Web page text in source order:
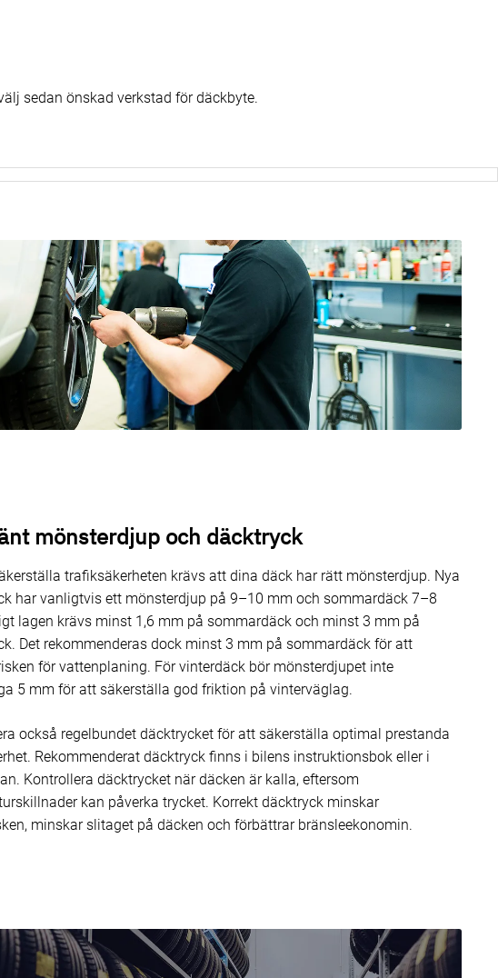
sedan önskad verkstad för däckbyte.
mönsterdjup och däcktryck
trafiksäkerheten krävs att dina däck har rätt mönsterdjup. Nya
har vanligtvis ett mönsterdjup på 9–10 mm och sommardäck 7–8
lagen krävs minst 1,6 mm på sommardäck och minst 3 mm på
Det rekommenderas dock minst 3 mm på sommardäck för att
för vattenplaning. För vinterdäck bör mönsterdjupet inte
5 mm för att säkerställa god friktion på vinterväglag.
också regelbundet däcktrycket för att säkerställa optimal prestanda
Rekommenderat däcktryck finns i bilens instruktionsbok eller i
Kontrollera däcktrycket när däcken är kalla, eftersom
kan påverka trycket. Korrekt däcktryck minskar
minskar slitaget på däcken och förbättrar bränsleekonomin.